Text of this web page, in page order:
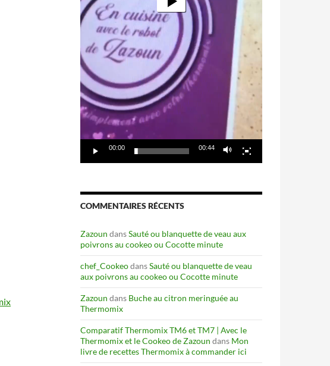
00:00 00:44
COMMENTAIRES RÉCENTS
Zazoun dansSauté ou blanquette de veau aux
poivrons au cookeo ou Cocotte minute
chef_CookeodansSauté ou blanquette de veau
aux poivrons au cookeo ou Cocotte minute
Zazoun dans Buche au citron meringuée au
Thermomix
Comparatif Thermomix TM6 et TM7 | Avec le
Thermomix et le Cookeo de Zazoun dans Mon
livre de recettes Thermomix à commander ici